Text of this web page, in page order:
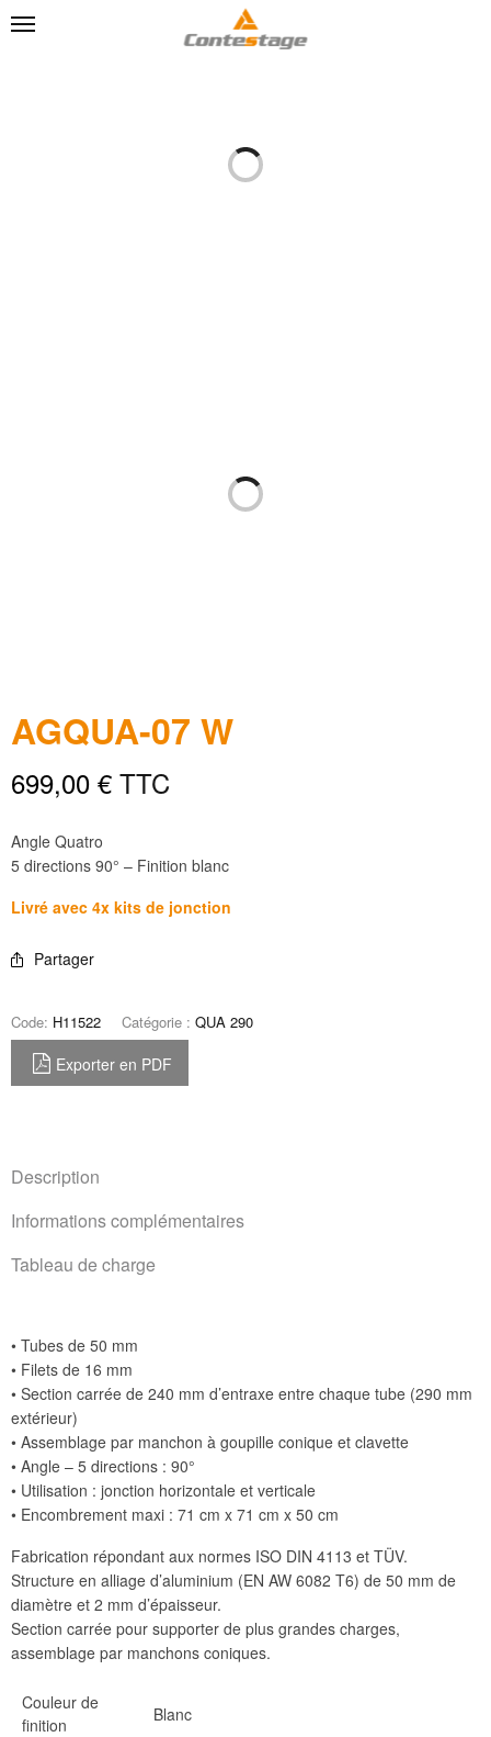
AGQUA-07 W
699,00 € TTC
Angle Quatro
5 directions 90° – Finition blanc
Livré avec 4x kits de jonction
Partager
Code: H11522 Catégorie : QUA 290
Exporter en PDF
Description
Informations complémentaires
Tableau de charge
• Tubes de 50 mm
• Filets de 16 mm
• Section carrée de 240 mm d’entraxe entre chaque tube (290 mm
extérieur)
• Assemblage par manchon à goupille conique et clavette
• Angle – 5 directions : 90°
• Utilisation : jonction horizontale et verticale
• Encombrement maxi : 71 cm x 71 cm x 50 cm
Fabrication répondant aux normes ISO DIN 4113 et TÜV.
Structure en alliage d’aluminium (EN AW 6082 T6) de 50 mm de
diamètre et 2 mm d’épaisseur.
Section carrée pour supporter de plus grandes charges,
assemblage par manchons coniques.
Couleur de
finition
Blanc